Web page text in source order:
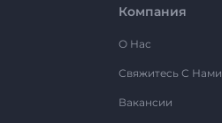
Компания
О Нас
Свяжитесь С Нами
Вакансии